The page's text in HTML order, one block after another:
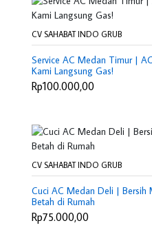
CV SAHABAT INDO GRUB
Service AC Medan Timur |
Kami Langsung Gas!
Rp100.000,00
CV SAHABAT INDO GRUB
Cuci AC Medan Deli | Bersih
Betah di Rumah
Rp75.000,00